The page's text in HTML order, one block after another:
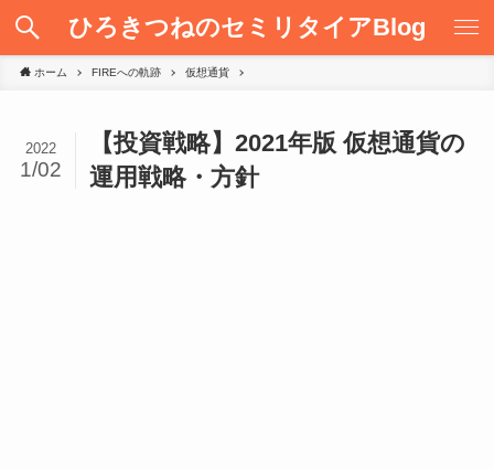
ひろきつねのセミリタイアBlog
ホーム FIREへの軌跡 仮想通貨
【投資戦略】2021年版 仮想通貨の
運用戦略・方針
2022
1/02